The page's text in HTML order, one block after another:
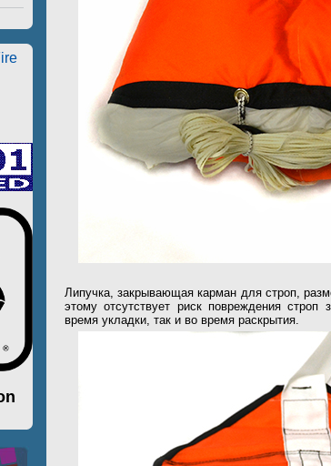
Липучка, закрывающая карман для строп,
этому отсутствует риск повреждения строп
время укладки, так и во время раскрытия.